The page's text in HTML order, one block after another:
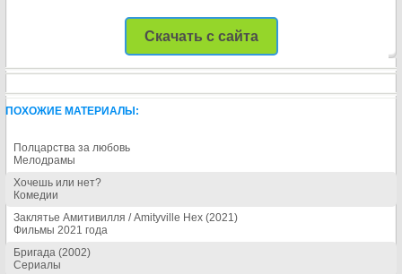
Скачать с сайта
ПОХОЖИЕ МАТЕРИАЛЫ:
Полцарства за любовь
Мелодрамы
Хочешь или нет?
Комедии
Заклятье Амитивилля / Amityville Hex (2021)
Фильмы 2021 года
Бригада (2002)
Сериалы